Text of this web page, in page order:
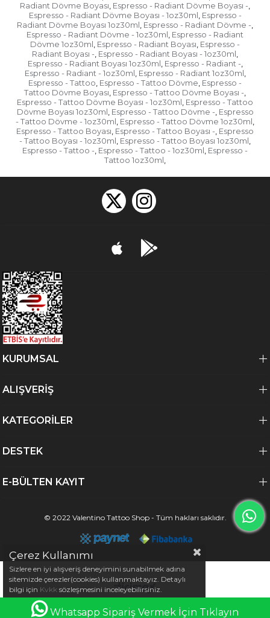
Radiant Dövme Boyası, Espresso - Radiant Dövme Boyası -,
Espresso - Radiant Dövme Boyası - 1oz30ml, Espresso -
Radiant Dövme Boyası 1oz30ml, Espresso - Radiant Dövme -,
Espresso - Radiant Dövme - 1oz30ml, Espresso - Radiant
Dövme 1oz30ml, Espresso - Radiant Boyası, Espresso -
Radiant Boyası -, Espresso - Radiant Boyası - 1oz30ml,
Espresso - Radiant Boyası 1oz30ml, Espresso - Radiant -,
Espresso - Radiant - 1oz30ml, Espresso - Radiant 1oz30ml,
Espresso - Tattoo, Espresso - Tattoo Dövme, Espresso -
Tattoo Dövme Boyası, Espresso - Tattoo Dövme Boyası -,
Espresso - Tattoo Dövme Boyası - 1oz30ml, Espresso - Tattoo
Dövme Boyası 1oz30ml, Espresso - Tattoo Dövme -, Espresso
- Tattoo Dövme - 1oz30ml, Espresso - Tattoo Dövme 1oz30ml,
Espresso - Tattoo Boyası, Espresso - Tattoo Boyası -, Espresso
- Tattoo Boyası - 1oz30ml, Espresso - Tattoo Boyası 1oz30ml,
Espresso - Tattoo -, Espresso - Tattoo - 1oz30ml, Espresso -
Tattoo 1oz30ml,
KURUMSAL
ALIŞVERİŞ
KATEGORİLER
DESTEK
E-BÜLTEN KAYIT
© 2022 Valentino Tattoo Shop - Tüm hakları saklıdır.
Whatsapp Sipariş Vermek İçin Tıklayın
Çerez Kullanımı
Sizlere en iyi alışveriş deneyimini sunabilmek adına
sitemizde çerezler(cookies) kullanmaktayız. Detaylı
bilgi için Kvkk sözleşmesini inceleyebilirsiniz.